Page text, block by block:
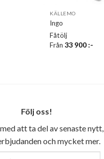
KÄLLEMO
Ingo
Fåtölj
Från33 900:-
Följ oss!
att ta del av senaste nytt,
och mycket mer.